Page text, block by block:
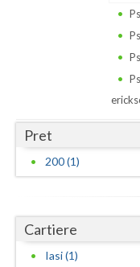
Galati
Giurgiu
Harghita
Hunedoara
Pret
200 (1)
Cartiere
Iasi (1)